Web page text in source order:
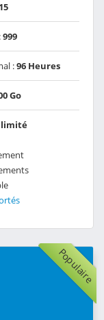
15
999
:96 Heures
Go
Populaire